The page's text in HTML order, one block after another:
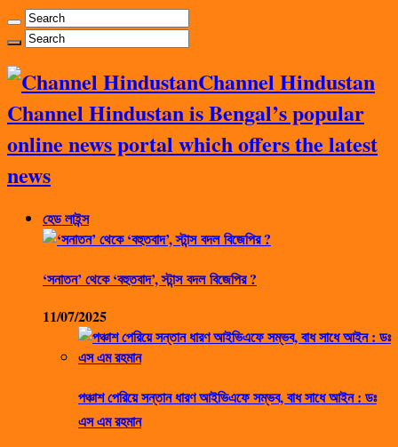
Channel Hindustan
Channel Hindustan is Bengal’s popular
online news portal which offers the latest
news
হেড লাইন্স
‘সনাতন’ থেকে ‘বহুতবাদ’, স্টান্স বদল বিজেপির ?
11/07/2025
পঞ্চাশ পেরিয়ে সন্তান ধারণ আইভিএফে সম্ভব, বাধ সাধে আইন : ডঃ
এস এম রহমান